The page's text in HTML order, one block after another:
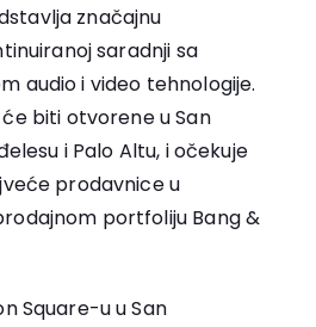
značajnu
saradnji sa
audio i video tehnologije.
biti otvorene u San
i Palo Altu, i očekuje
prodavnice u
portfoliju Bang &
Square-u u San